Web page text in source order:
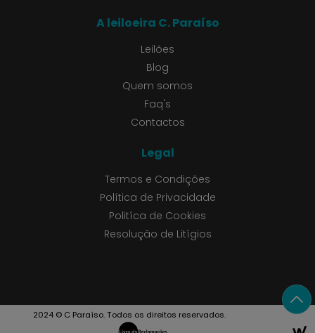
A leiloeira C. Paraíso
Leilões
Blog
Quem somos
Faq's
Contactos
Legal
Termos e Condições
Política de Privacidade
Politíca de Cookies
Resolução de Litígios
2024 © C Paraíso. Todos os direitos reservados.